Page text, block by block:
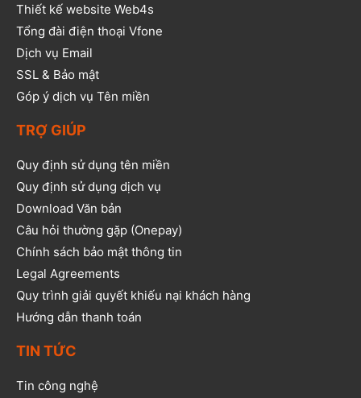
Thiết kế website Web4s
Tổng đài điện thoại Vfone
Dịch vụ Email
SSL & Bảo mật
Góp ý dịch vụ Tên miền
TRỢ GIÚP
Quy định sử dụng tên miền
Quy định sử dụng dịch vụ
Download Văn bản
Câu hỏi thường gặp (Onepay)
Chính sách bảo mật thông tin
Legal Agreements
Quy trình giải quyết khiếu nại khách hàng
Hướng dẫn thanh toán
TIN TỨC
Tin công nghệ